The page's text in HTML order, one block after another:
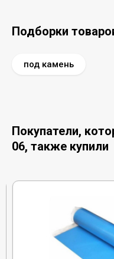
Подборки
под камень
Покупатели,
06, также купили